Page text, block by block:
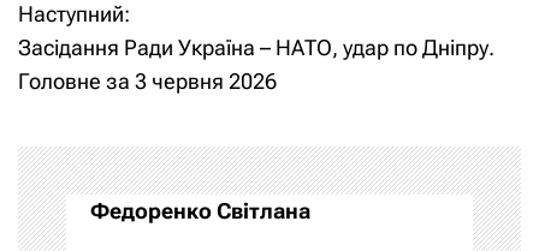
в
і
а
ц
Наступний:
Засідання Ради Україна – НАТО, удар по Дніпру.
Головне за 3 червня 2026
Федоренко Світлана